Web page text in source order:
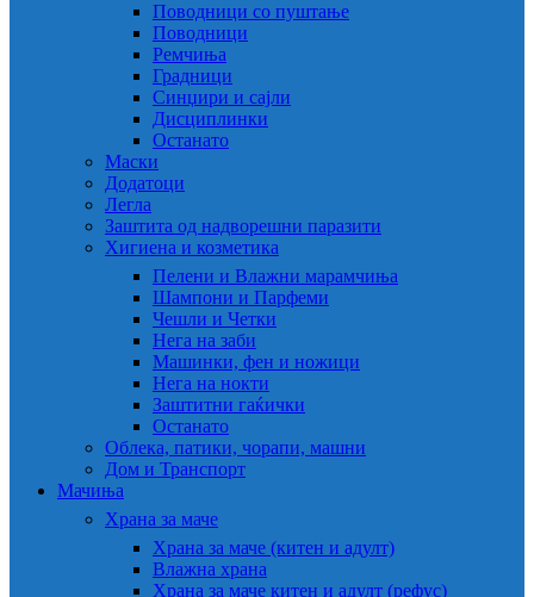
Поводници со пуштање
Поводници
Ремчиња
Градници
Синџири и сајли
Дисциплинки
Останато
Маски
Додатоци
Легла
Заштита од надворешни паразити
Хигиена и козметика
Пелени и Влажни марамчиња
Шампони и Парфеми
Чешли и Четки
Нега на заби
Машинки, фен и ножици
Нега на нокти
Заштитни гаќички
Останато
Облека, патики, чорапи, машни
Дом и Транспорт
Мачиња
Храна за маче
Храна за маче (китен и адулт)
Влажна храна
Храна за маче китен и адулт (рефус)